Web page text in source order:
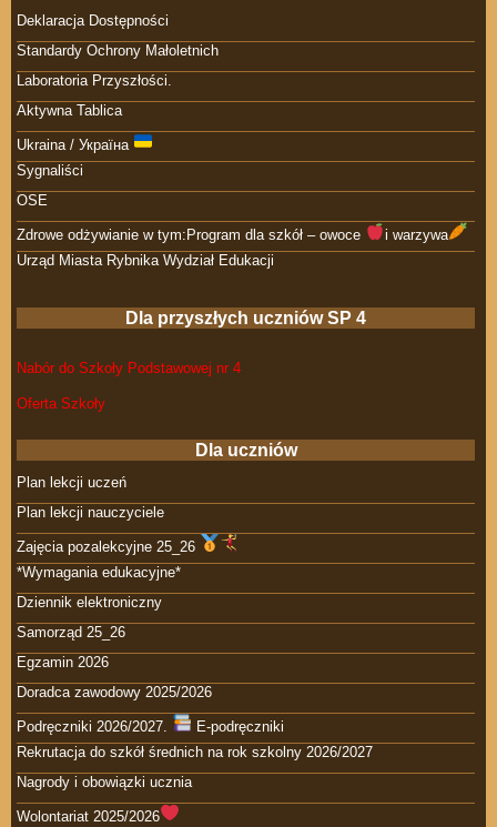
Deklaracja Dostępności
Standardy Ochrony Małoletnich
Laboratoria Przyszłości.
Aktywna Tablica
Ukraina / Україна
Sygnaliści
OSE
Zdrowe odżywianie w tym:Program dla szkół – owoce
i warzywa
Urząd Miasta Rybnika Wydział Edukacji
Dla przyszłych uczniów SP 4
Nabór do Szkoły Podstawowej nr 4
Oferta Szkoły
Dla uczniów
Plan lekcji uczeń
Plan lekcji nauczyciele
Zajęcia pozalekcyjne 25_26
*Wymagania edukacyjne*
Dziennik elektroniczny
Samorząd 25_26
Egzamin 2026
Doradca zawodowy 2025/2026
Podręczniki 2026/2027.
E-podręczniki
Rekrutacja do szkół średnich na rok szkolny 2026/2027
Nagrody i obowiązki ucznia
Wolontariat 2025/2026